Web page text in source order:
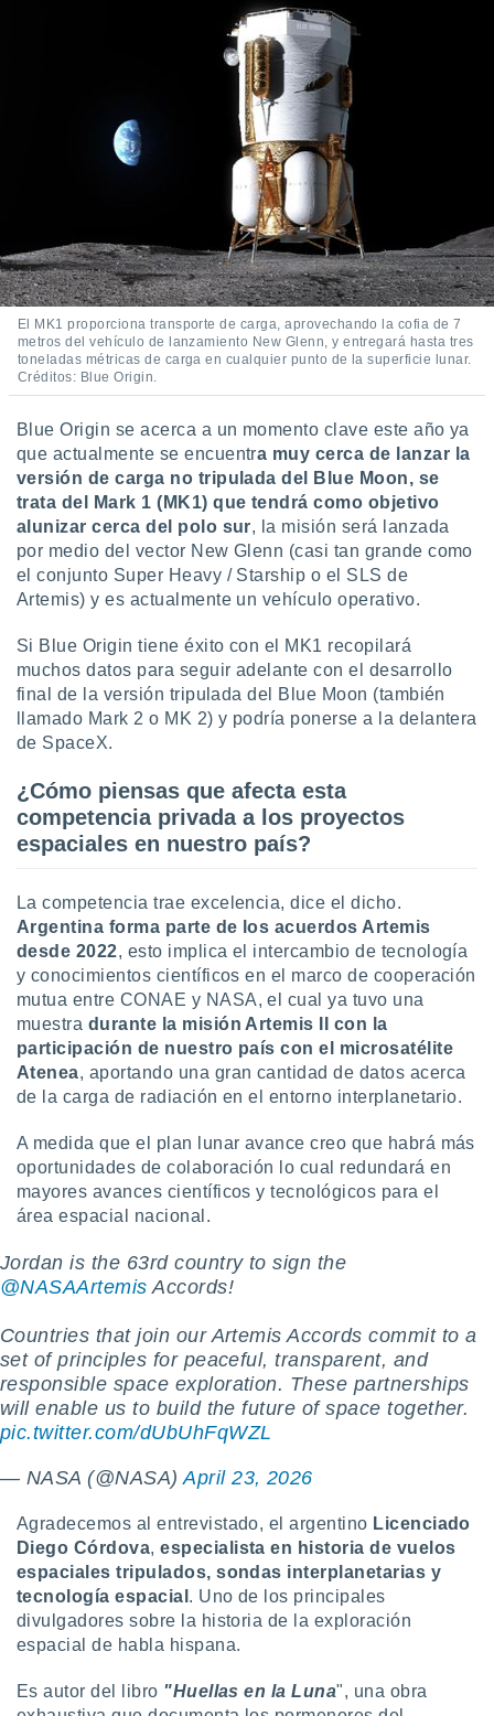
El MK1 proporciona transporte de carga, aprovechando la cofia de 7
metros del vehículo de lanzamiento New Glenn, y entregará hasta tres
toneladas métricas de carga en cualquier punto de la superficie lunar.
Créditos: Blue Origin.
Blue Origin se acerca a un momento clave este año ya
que actualmente se encuentra muy cerca de lanzar la
versión de carga no tripulada del Blue Moon, se
trata del Mark 1 (MK1) que tendrá como objetivo
alunizar cerca del polo sur, la misión será lanzada
por medio del vector New Glenn (casi tan grande como
el conjunto Super Heavy / Starship o el SLS de
Artemis) y es actualmente un vehículo operativo.
Si Blue Origin tiene éxito con el MK1 recopilará
muchos datos para seguir adelante con el desarrollo
final de la versión tripulada del Blue Moon (también
llamado Mark 2 o MK 2) y podría ponerse a la delantera
de SpaceX.
¿Cómo piensas que afecta esta
competencia privada a los proyectos
espaciales en nuestro país?
La competencia trae excelencia, dice el dicho.
Argentina forma parte de los acuerdos Artemis
desde 2022, esto implica el intercambio de tecnología
y conocimientos científicos en el marco de cooperación
mutua entre CONAE y NASA, el cual ya tuvo una
muestra durante la misión Artemis II con la
participación de nuestro país con el microsatélite
Atenea, aportando una gran cantidad de datos acerca
de la carga de radiación en el entorno interplanetario.
A medida que el plan lunar avance creo que habrá más
oportunidades de colaboración lo cual redundará en
mayores avances científicos y tecnológicos para el
área espacial nacional.
Jordan is the 63rd country to sign the
@NASAArtemis Accords!
Countries that join our Artemis Accords commit to a
set of principles for peaceful, transparent, and
responsible space exploration. These partnerships
will enable us to build the future of space together.
pic.twitter.com/dUbUhFqWZL
— NASA (@NASA)April 23, 2026
Agradecemos al entrevistado, el argentino Licenciado
Diego Córdova,especialista en historia de vuelos
espaciales tripulados, sondas interplanetarias y
tecnología espacial . Uno de los principales
divulgadores sobre la historia de la exploración
espacial de habla hispana.
Es autor del libro "Huellas en la Luna", una obra